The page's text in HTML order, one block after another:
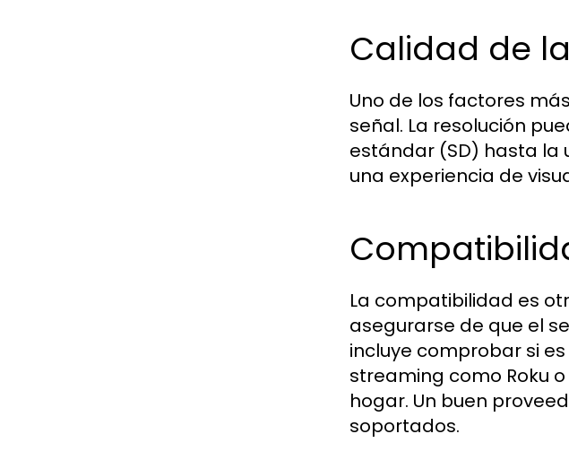
Calidad de
Uno de los factores
señal. La resolución
estándar (SD) hasta la
una experiencia de
La compatibilidad es
asegurarse de que el
incluye comprobar si
streaming como Roku
hogar. Un buen
soportados.